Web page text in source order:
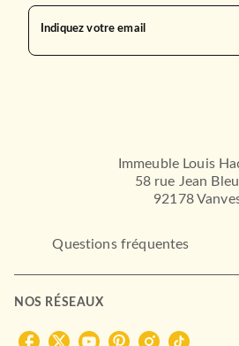
Indiquez votre email
Immeuble Louis
58 rue Jean
92178
Questions fréquentes
NOS RÉSEAUX